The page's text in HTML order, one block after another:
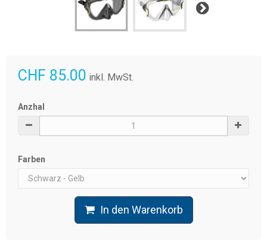
Weiter
CHF 85.00 inkl. MwSt.
Anzhal
Farben
In den Warenkorb